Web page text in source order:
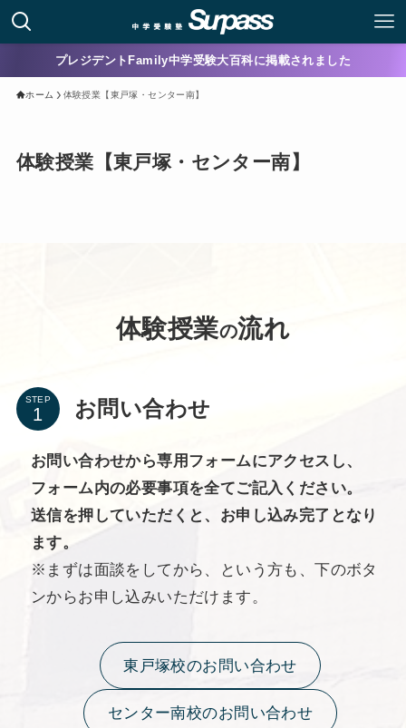
プレジデントFamily中学受験大百科に掲載されました
ホーム 体験授業【東戸塚・センター南】
体験授業【東戸塚・センター南】
体験授業の流れ
STEP お問い合わせ
お問い合わせから専用フォームにアクセスし、
フォーム内の必要事項を全てご記入ください。
送信を押していただくと、お申し込み完了となり
ます。
※まずは面談をしてから、という方も、下のボタ
ンからお申し込みいただけます。
東戸塚校のお問い合わせ
センター南校のお問い合わせ